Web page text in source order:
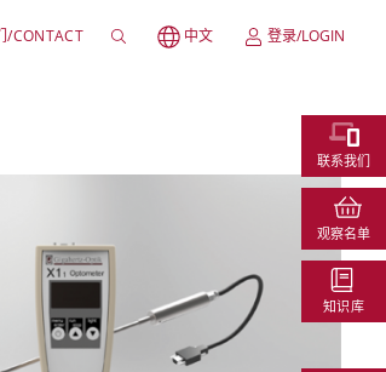
联系我们
观察名单
知识库
/CONTACT 中文 登录/LOGIN